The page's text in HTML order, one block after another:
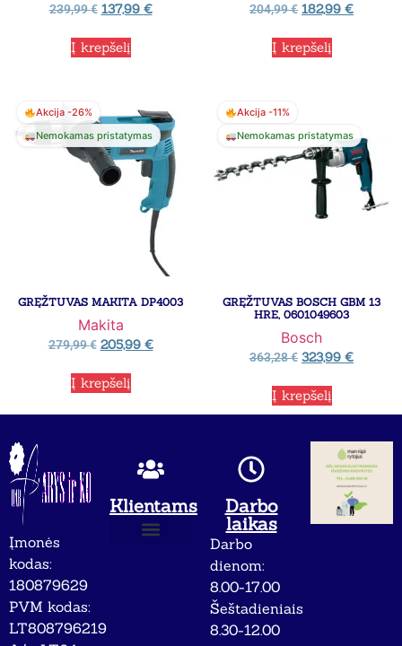
239,99€ 137,99 €
Į krepšelį
204,99€ 182,99 €
Į krepšelį
Akcija -26%
Nemokamas pristatymas
GRĘŽTUVAS MAKITA DP4003
Makita
279,99€ 205,99 €
Į krepšelį
Akcija -11%
Nemokamas pristatymas
GRĘŽTUVAS BOSCH GBM 13
HRE, 0601049603
Bosch
363,28€ 323,99 €
Į krepšelį
Įmonės
kodas:
180879629
PVM kodas:
LT808796219
Klientams
Darbo
laikas
Darbo
dienom:
8.00-17.00
Šeštadieniais
8.30-12.00